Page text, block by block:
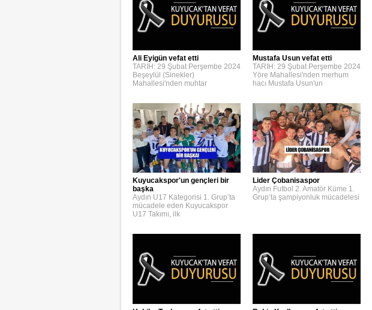
Ali Eyigün vefat etti
TARİH: 29 Şubat Perşembe 2024
Beşeylül (Sinekler)
Mahallesi'nden muhtar
Mustafa Usun vefat etti
TARİH: 29 Şubat Perşembe 2024
Yöre Mahallesi'nden merhum
hacı Mustafa Usun'un
Kuyucakspor'un gençleri bir
başka
Aydın U17 Kategorisi 1. Grup’ta
mücadele eden Kuyucakspor
U17 Takımı, ilk
Lider Çobanisaspor
Aydın Futbol 2. Amatör Küme 1.
Grup’ta şampiyonluk mücadelesi